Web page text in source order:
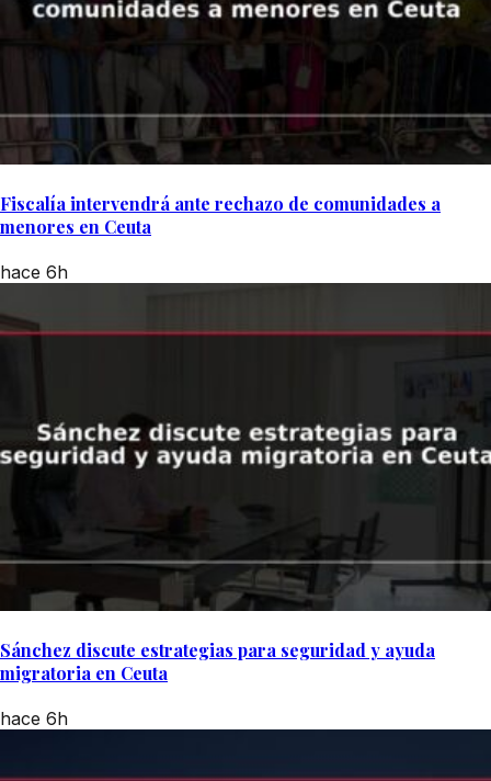
Fiscalía intervendrá ante rechazo de comunidades a
menores en Ceuta
hace 6h
Sánchez discute estrategias para seguridad y ayuda
migratoria en Ceuta
hace 6h